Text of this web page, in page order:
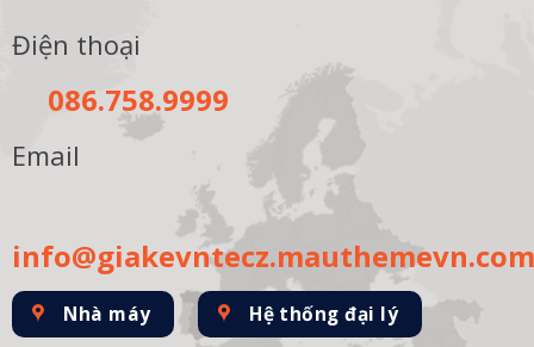
Điện thoại
086.758.9999
Email
info@giakevntecz.mauthemevn.com
Nhà máy Hệ thống đại lý